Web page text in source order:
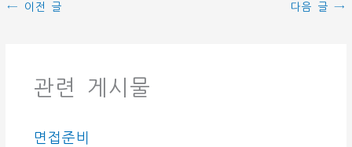
← 이전 글 다음 글 →
관련 게시물
면접준비